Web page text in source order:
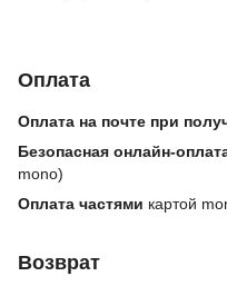
Оплата
Оплата на почте при
Безопасная онлайн-
mono)
Оплата частями картой
Возврат